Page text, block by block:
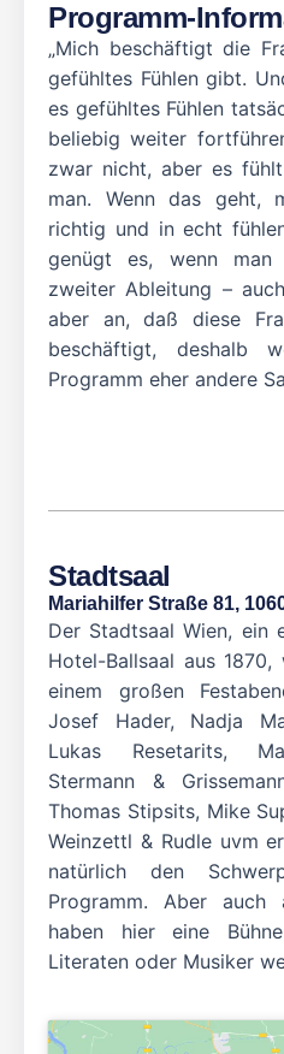
Programm-
„Mich beschäftigt die
gefühltes Fühlen gibt.
es gefühltes Fühlen
beliebig weiter
zwar nicht, aber es
man. Wenn das geht,
richtig und in echt
genügt es, wenn
zweiter Ableitung –
aber an, daß diese
beschäftigt, deshalb
Programm eher andere
Stadtsaal
Mariahilfer Straße 81,
Der Stadtsaal Wien, ein
Hotel-Ballsaal aus 1870,
einem großen
Josef Hader, Nadja
Lukas Resetarits,
Stermann &
Thomas Stipsits, Mike
Weinzettl & Rudle uvm
natürlich den
Programm. Aber auch
haben hier eine
Literaten oder Musiker